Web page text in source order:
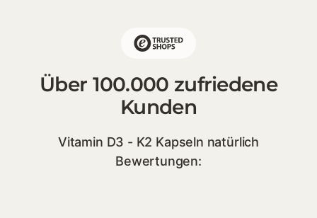
Über 100.000 zufriedene
Kunden
Vitamin D3 - K2 Kapseln natürlich
Bewertungen: